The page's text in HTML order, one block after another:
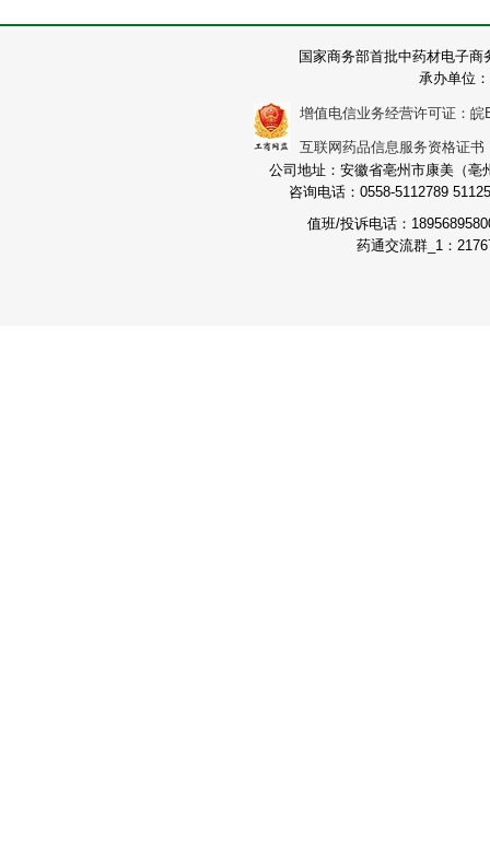
国家商务部首批中药材电子
承办单位
增值电信业务经营许可证：皖
互联网药品信息服务资格证
公司地址：安徽省亳州市康美（
咨询电话：0558-5112789
值班/投诉电话：
药通交流群_1：